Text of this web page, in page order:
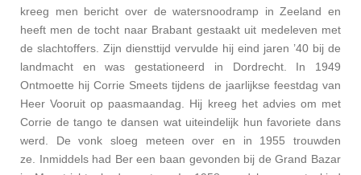
kreeg men bericht over de watersnoodramp in Zeeland en
heeft men de tocht naar Brabant gestaakt uit medeleven met
de slachtoffers. Zijn diensttijd vervulde hij eind jaren ’40 bij de
landmacht en was gestationeerd in Dordrecht. In 1949
Ontmoette hij Corrie Smeets tijdens de jaarlijkse feestdag van
Heer Vooruit op paasmaandag. Hij kreeg het advies om met
Corrie de tango te dansen wat uiteindelijk hun favoriete dans
werd. De vonk sloeg meteen over en in 1955 trouwden
ze. Inmiddels had Ber een baan gevonden bij de Grand Bazar